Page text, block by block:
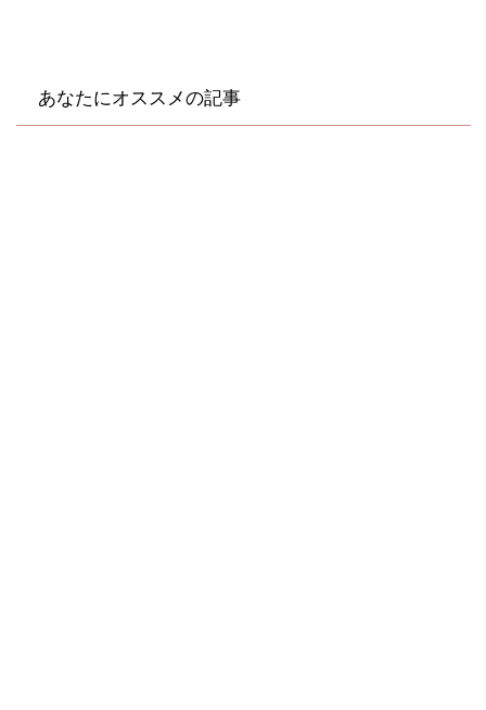
あなたにオススメの記事